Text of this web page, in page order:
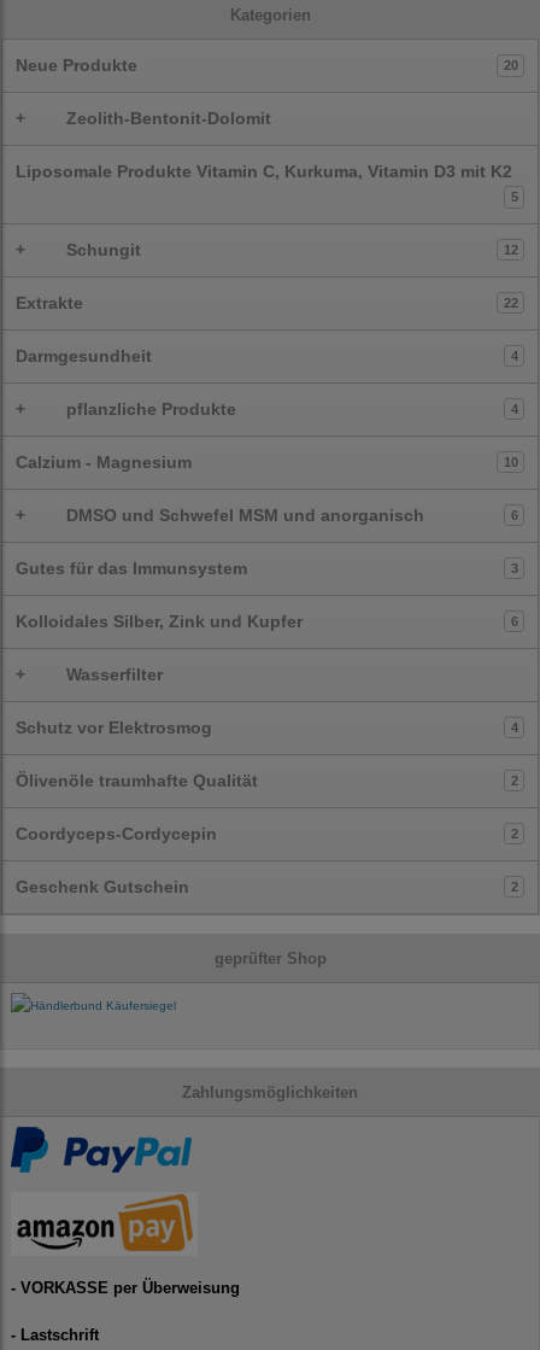
Kategorien
Neue Produkte 20
+ Zeolith-Bentonit-Dolomit
Liposomale Produkte Vitamin C, Kurkuma, Vitamin D3 mit K2
5
+ Schungit 12
Extrakte 22
Darmgesundheit 4
+ pflanzliche Produkte 4
Calzium - Magnesium 10
+ DMSO und Schwefel MSM und anorganisch 6
Gutes für das Immunsystem 3
Kolloidales Silber, Zink und Kupfer 6
+ Wasserfilter
Schutz vor Elektrosmog 4
Ölivenöle traumhafte Qualität 2
Coordyceps-Cordycepin 2
Geschenk Gutschein 2
geprüfter Shop
Zahlungsmöglichkeiten
- VORKASSE per Überweisung
- Lastschrift